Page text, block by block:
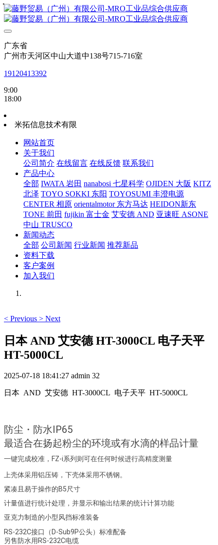
广东省
广州市天河区中山大道中138号715-716室
19120413392
9:00
18:00
米拓信息技术有限
网站首页
关于我们
公司简介 在线留言 在线反馈 联系我们
产品中心
全部 IWATA 岩田 nanabosi 七星科学 OJIDEN 大阪 KITZ
北泽 TOYO SOKKI 东阳 TOYOSUMI 丰澄电源
CENTER 相原 orientalmotor 东方马达 HEIDON新东
TONE 前田 fujikin 富士金 艾安德 AND 亚速旺 ASONE
中山 TRUSCO
新闻动态
全部 公司新闻 行业新闻 推荐新品
资料下载
客户案例
加入我们
< Previous > Next
日本 AND 艾安德 HT-3000CL 电子天平
HT-5000CL
2025-07-18 18:41:27 admin 32
日本 AND 艾安德 HT-3000CL 电子天平 HT-5000CL
防尘・防水IP65
最适合在扬起粉尘的环境或有水滴的样品计量
一键完成校准，FZ-i系列则可在任何时候进行高精度测量
・
上壳体采用铝压铸，下壳体采用不锈钢。
・
紧凑且易于操作的B5尺寸
・
计量值进行统计处理，并显示和输出结果的统计计算功能
・
亚克力制造的小型风挡标准装备
・
RS-232C接口（D-Sub9P公头）标准配备
另售防水用RS-232C电缆
・
・
・